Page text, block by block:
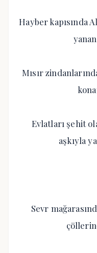
Hayber kapısında
Mısır
Evlatları şehit
aşkıyla
Sevr